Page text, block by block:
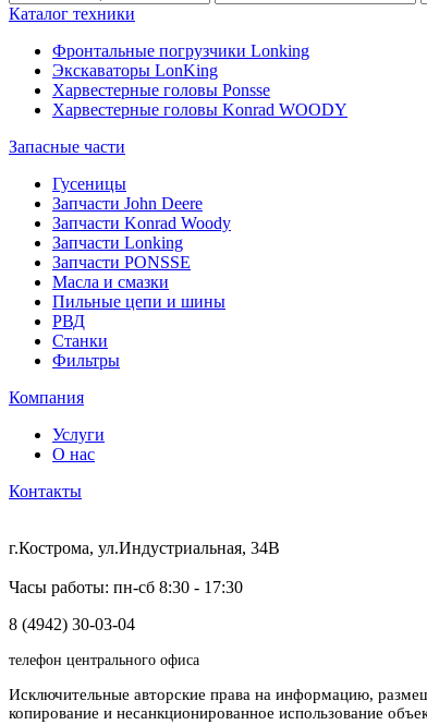
Каталог техники
Фронтальные погрузчики Lonking
Экскаваторы LonKing
Харвестерные головы Ponsse
Харвестерные головы Konrad WOODY
Запасные части
Гусеницы
Запчасти John Deere
Запчасти Konrad Woody
Запчасти Lonking
Запчасти PONSSE
Масла и смазки
Пильные цепи и шины
РВД
Станки
Фильтры
Компания
Услуги
О нас
Контакты
г.Кострома, ул.Индустриальная, 34В
Часы работы: пн-сб 8:30 - 17:30
8 (4942) 30-03-04
телефон центрального офиса
Исключительные авторские права на информацию,
копирование и несанкционированное использование